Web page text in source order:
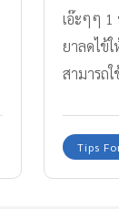
เอ๊ะๆๆ
ยาลดไข้
สามารถ
Tips